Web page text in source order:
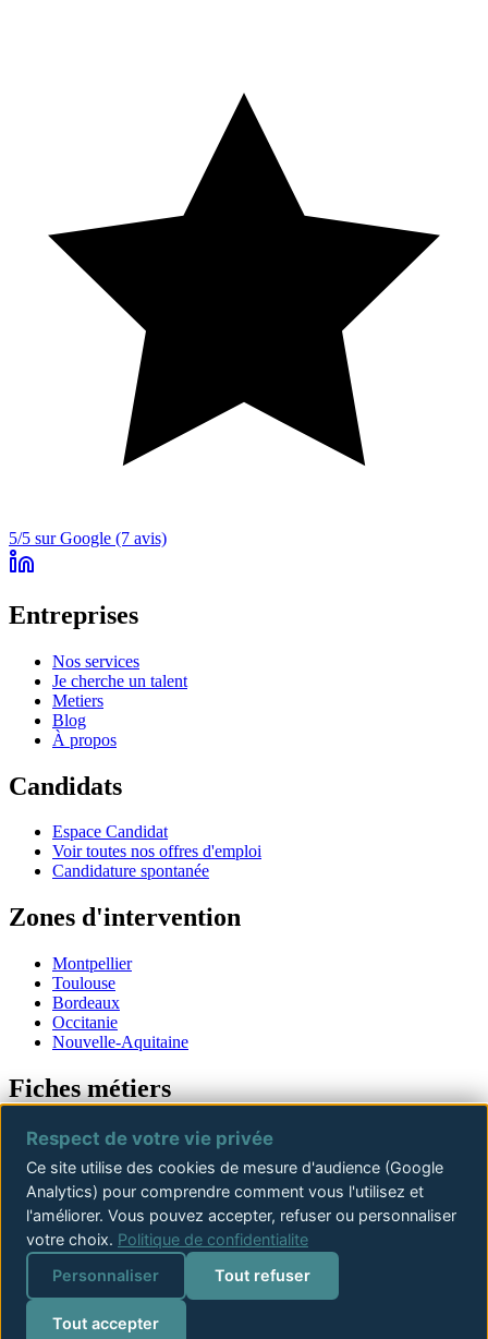
5/5 sur Google (7 avis)
Entreprises
Nos services
Je cherche un talent
Metiers
Blog
À propos
Candidats
Espace Candidat
Voir toutes nos offres d'emploi
Candidature spontanée
Zones d'intervention
Montpellier
Toulouse
Bordeaux
Occitanie
Nouvelle-Aquitaine
Fiches métiers
Offres d'emploi
Offres Conducteur de travaux
Offres Chef de chantier
Offres Ingénieur structure
Offres Directeur de travaux
Offres Chargé d'affaires
Offres QSE BTP
Mentions légalesPolitique de confidentialité
Respect de votre vie privée
Ce site utilise des cookies de mesure d'audience (Google
Analytics) pour comprendre comment vous l'utilisez et
l'améliorer. Vous pouvez accepter, refuser ou personnaliser
votre choix. Politique de confidentialite
Personnaliser
Tout refuser
Tout accepter